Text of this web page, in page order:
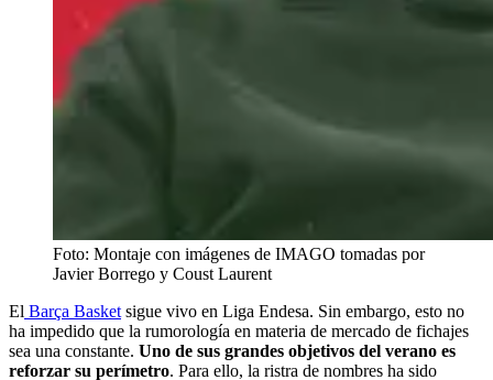
Foto: Montaje con imágenes de IMAGO tomadas por
Javier Borrego y Coust Laurent
El Barça Basket sigue vivo en Liga Endesa. Sin embargo, esto no
ha impedido que la rumorología en materia de mercado de fichajes
sea una constante. Uno de sus grandes objetivos del verano es
reforzar su perímetro. Para ello, la ristra de nombres ha sido